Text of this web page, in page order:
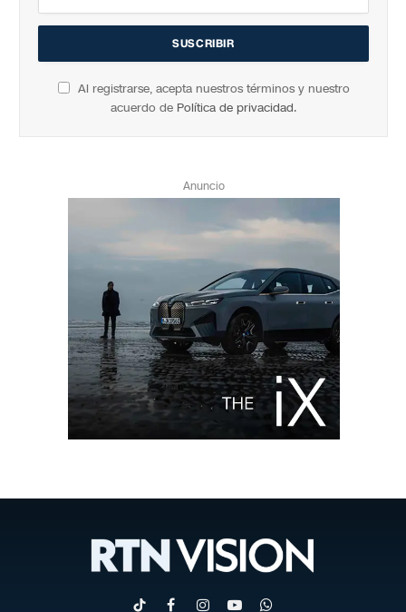
Al registrarse, acepta nuestros términos y nuestro
acuerdo de Política de privacidad.
Anuncio